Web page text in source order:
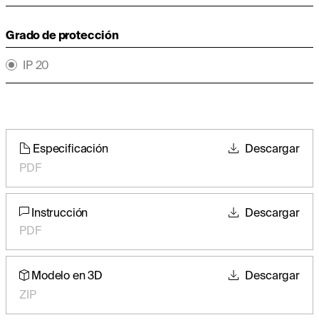
Grado de protección
IP 20
Especificación
PDF
Descargar
Instrucción
PDF
Descargar
Modelo en 3D
ZIP
Descargar